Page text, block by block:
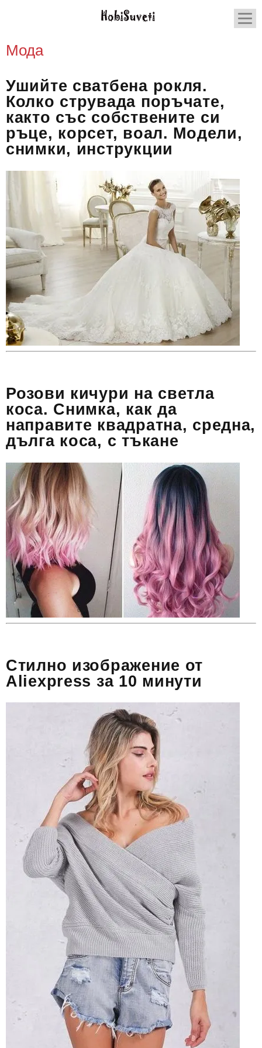
Мода
Ушийте сватбена рокля.
Колко струвада поръчате,
както със собствените си
ръце, корсет, воал. Модели,
снимки, инструкции
Розови кичури на светла
коса. Снимка, как да
направите квадратна, средна,
дълга коса, с тъкане
Стилно изображение от
Aliexpress за 10 минути